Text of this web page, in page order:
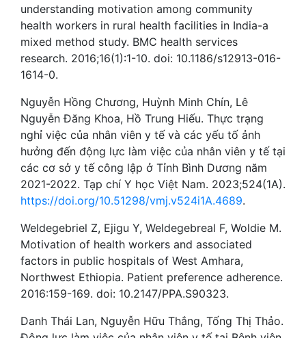
understanding motivation among community
health workers in rural health facilities in India-a
mixed method study. BMC health services
research. 2016;16(1):1-10. doi: 10.1186/s12913-016-
1614-0.
Nguyễn Hồng Chương, Huỳnh Minh Chín, Lê
Nguyễn Đăng Khoa, Hồ Trung Hiếu. Thực trạng
nghỉ việc của nhân viên y tế và các yếu tố ảnh
hưởng đến động lực làm việc của nhân viên y tế tại
các cơ sở y tế công lập ở Tỉnh Bình Dương năm
2021-2022. Tạp chí Y học Việt Nam. 2023;524(1A).
https://doi.org/10.51298/vmj.v524i1A.4689.
Weldegebriel Z, Ejigu Y, Weldegebreal F, Woldie M.
Motivation of health workers and associated
factors in public hospitals of West Amhara,
Northwest Ethiopia. Patient preference adherence.
2016:159-169. doi: 10.2147/PPA.S90323.
Danh Thái Lan, Nguyễn Hữu Thắng, Tống Thị Thảo.